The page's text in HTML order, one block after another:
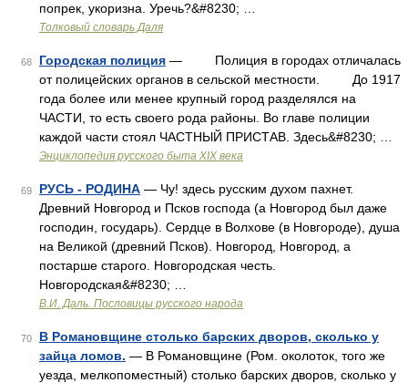
попрек, укоризна. Уречь?&#8230; …
Толковый словарь Даля
68 Городская полиция — Полиция в городах отличалась
от полицейских органов в сельской местности. До 1917
года более или менее крупный город разделялся на
ЧАСТИ, то есть своего рода районы. Во главе полиции
каждой части стоял ЧАСТНЫЙ ПРИСТАВ. Здесь&#8230; …
Энциклопедия русского быта XIX века
69 РУСЬ - РОДИНА — Чу! здесь русским духом пахнет.
Древний Новгород и Псков господа (а Новгород был даже
господин, государь). Сердце в Волхове (в Новгороде), душа
на Великой (древний Псков). Новгород, Новгород, а
постарше старого. Новгородская честь.
Новгородская&#8230; …
В.И. Даль. Пословицы русского народа
70
В Романовщине столько барских дворов, сколько у
зайца ломов. — В Романовщине (Ром. околоток, того же
уезда, мелкопоместный) столько барских дворов, сколько у